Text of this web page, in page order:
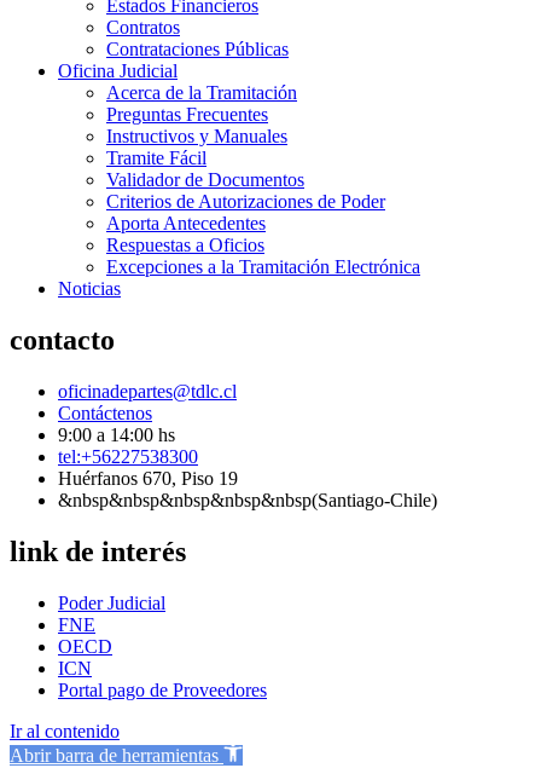
Estados Financieros
Contratos
Contrataciones Públicas
Oficina Judicial
Acerca de la Tramitación
Preguntas Frecuentes
Instructivos y Manuales
Tramite Fácil
Validador de Documentos
Criterios de Autorizaciones de Poder
Aporta Antecedentes
Respuestas a Oficios
Excepciones a la Tramitación Electrónica
Noticias
contacto
oficinadepartes@tdlc.cl
Contáctenos
9:00 a 14:00 hs
tel:+56227538300
Huérfanos 670, Piso 19
&nbsp&nbsp&nbsp&nbsp&nbsp(Santiago-Chile)
link de interés
Poder Judicial
FNE
OECD
ICN
Portal pago de Proveedores
Ir al contenido
Abrir barra de herramientas